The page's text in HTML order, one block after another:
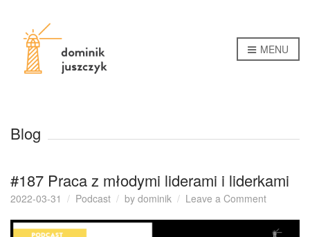
MENU
Blog
#187 Praca z młodymi liderami i liderkami
2022-03-31 Podcast by dominik Leave a Commenton
Praca